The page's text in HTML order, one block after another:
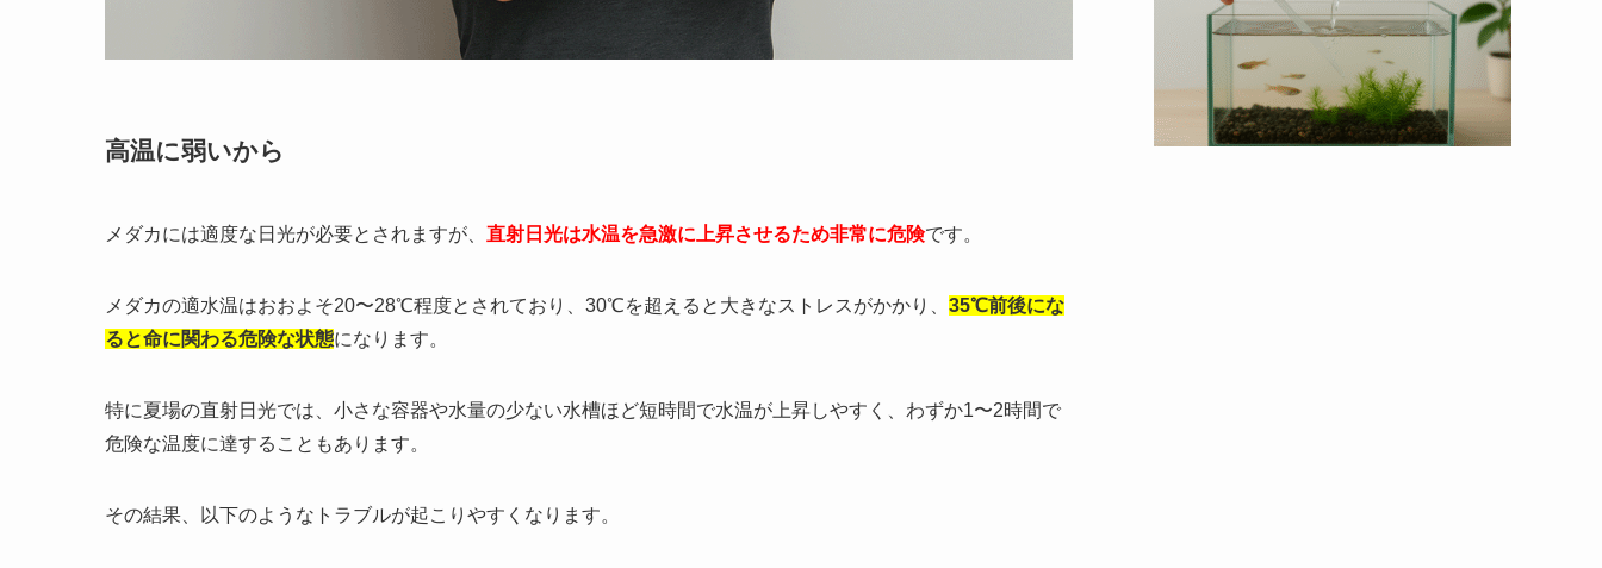
高温に弱いから
メダカには適度な日光が必要とされますが、 直射日光は水温を急激に上昇させるため非常に危険です。
メダカの適水温はおおよそ20〜28℃程度とされており、30℃を超えると大きなストレスがかかり、 35℃前後にな
ると命に関わる危険な状態になります。
特に夏場の直射日光では、小さな容器や水量の少ない水槽ほど短時間で水温が上昇しやすく、わずか1〜2時間で
危険な温度に達することもあります。
その結果、以下のようなトラブルが起こりやすくなります。